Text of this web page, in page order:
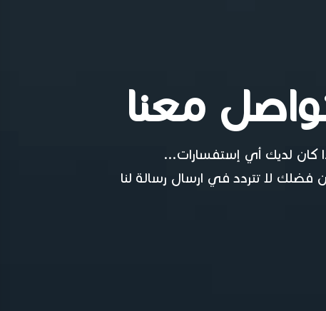
معنا
كان لديك أي إستفسارات...
فضلك لا تتردد في ارسال رسالة لنا